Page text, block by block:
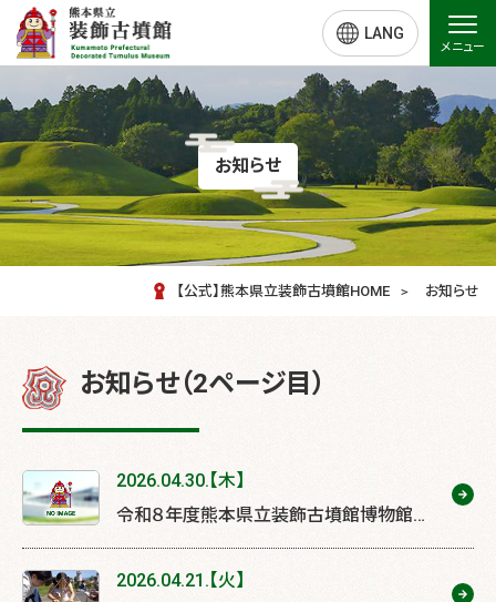
LANG
メニュー
お知らせ
【公式】熊本県立装飾古墳館HOME お知らせ
お知らせ（2ページ目）
2026.04.30.【木】
令和８年度熊本県立装飾古墳館博物館
実習の受付を開始しました。
2026.04.21.【火】